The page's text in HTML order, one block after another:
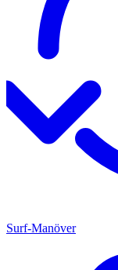
Surf-Manöver